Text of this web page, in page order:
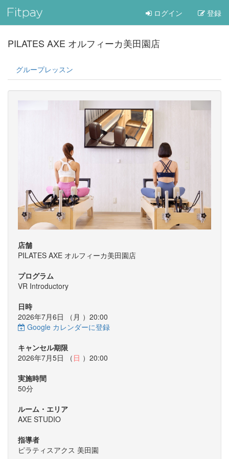
ログイン 登録
PILATES AXE オルフィーカ美田園店
グループレッスン
店舗
PILATES AXE オルフィーカ美田園店
プログラム
VR Introductory
日時
2026年7月6日 （ 月 ）20:00
Google カレンダーに登録
キャンセル期限
2026年7月5日 （ 日 ）20:00
実施時間
50分
ルーム・エリア
AXE STUDIO
指導者
ピラティスアクス 美田園